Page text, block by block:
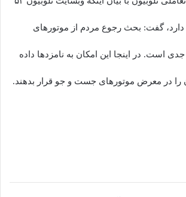
دارد، گفت: بحث رجوع مردم از موتورهای
است. در اینجا این امکان به نامزدها داده
در معرض موتورهای جست ‌و جو قرار بدهند.